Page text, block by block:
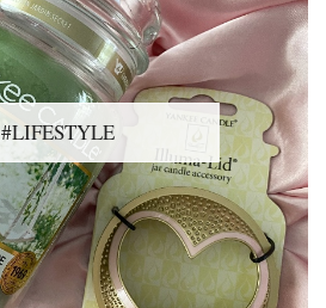
#LIFESTYLE